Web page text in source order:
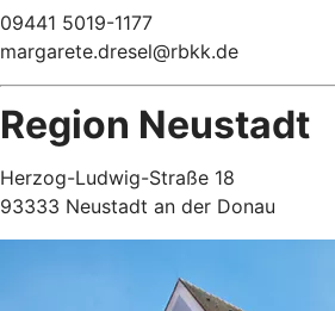
09441 5019-1177
margarete.dresel@rbkk.de
Region Neustadt
Herzog-Ludwig-Straße 18
93333 Neustadt an der Donau